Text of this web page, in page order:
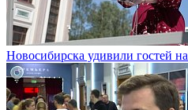
Новосибирска удивили гостей